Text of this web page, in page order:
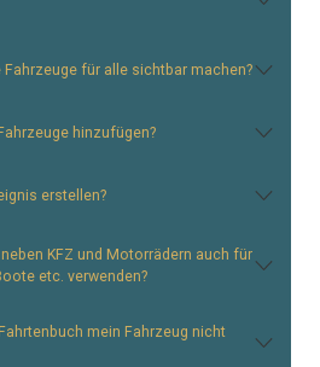
Fahrzeuge für alle sichtbar machen?
hinzufügen?
erstellen?
KFZ und Motorrädern auch für
etc. verwenden?
mein Fahrzeug nicht